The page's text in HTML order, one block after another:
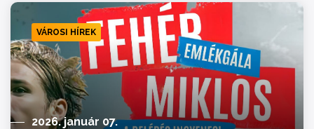
VÁROSI HÍREK
2026. január 07.